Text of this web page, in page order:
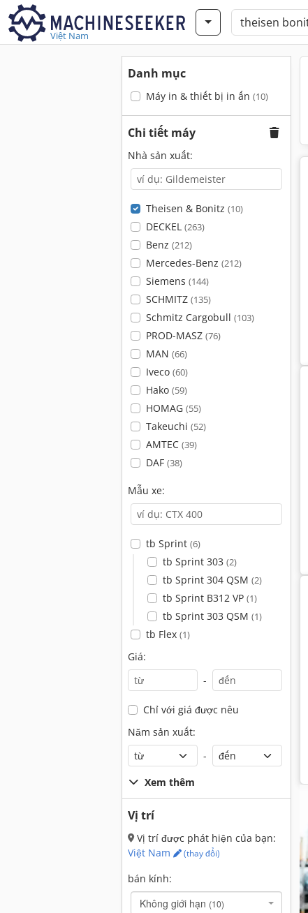
Việt Nam
Danh mục
Máy in & thiết bị in ấn (10)
Chi tiết máy
Nhà sản xuất:
Theisen & Bonitz (10)
DECKEL (263)
Benz (212)
Mercedes-Benz (212)
Siemens (144)
SCHMITZ (135)
Schmitz Cargobull (103)
PROD-MASZ (76)
MAN (66)
Iveco (60)
Hako (59)
HOMAG (55)
Takeuchi (52)
AMTEC (39)
DAF (38)
Mẫu xe:
tb Sprint (6)
tb Sprint 303 (2)
tb Sprint 304 QSM (2)
tb Sprint B312 VP (1)
tb Sprint 303 QSM (1)
tb Flex (1)
Giá:
-
Chỉ với giá được nêu
Năm sản xuất:
-
Xem thêm
Vị trí
Vị trí được phát hiện của bạn:
Việt Nam
(thay đổi)
bán kính:
Không giới hạn (10)